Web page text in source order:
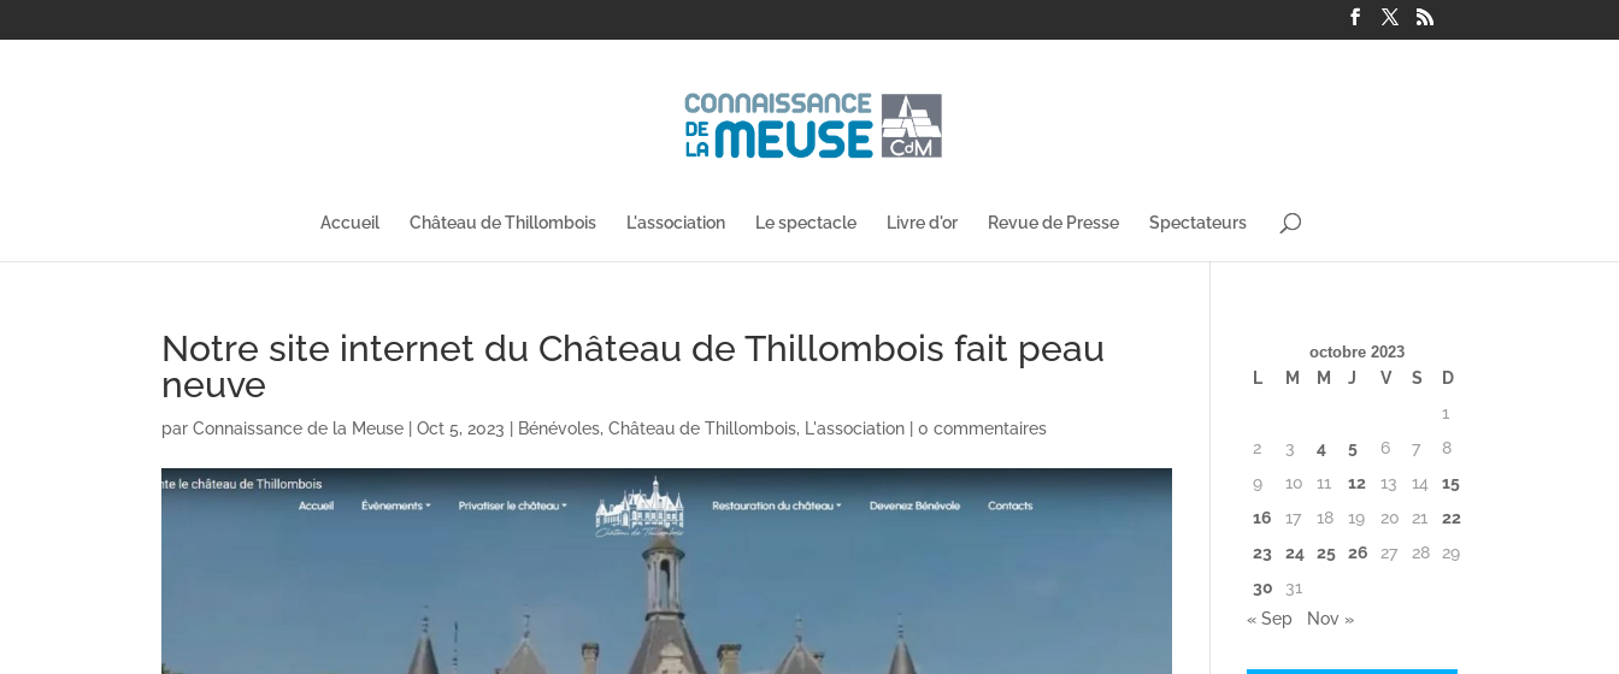
Accueil Château de Thillombois L'association Le spectacle Livre d'or Revue de Presse Spectateurs
Notre site internet du Château de Thillombois fait peau
neuve
parConnaissance de la Meuse |Oct 5, 2023 | Bénévoles,Château de Thillombois, L'association |0 commentaires
octobre 2023
L M M J V S
D
1
2
3 4 5 6 7
8
9
10 11 12 13 14
15
16
17 18 19 20 21
22
23
24 25 26 27 28
29
30
31
« Sep
Nov »